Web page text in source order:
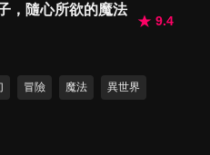
鐘
，隨心所欲的魔法
9.4
冒險 魔法 異世界